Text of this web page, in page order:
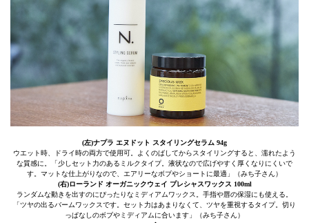
(左)ナプラ エヌドット スタイリングセラム 94g
ウエット時、ドライ時の両方で使用可。よくのばしてからスタイリングすると、濡れたよう
な質感に。「少しセット力のあるミルクタイプ。液状なので広げやすく厚くなりにくいで
す。マットな仕上がりなので、エアリーなボブやショートに最適」（みち子さん）
(右)ローランド オーガニックウェイ プレシャスワックス 100ml
ランダムな動きを出すのにぴったりなミディアムワックス。手指や唇の保湿にも使える。
「ツヤの出るバームワックスです。セット力はあまりなくて、ツヤを重視するタイプ。切り
っぱなしのボブやミディアムに合います」（みち子さん）